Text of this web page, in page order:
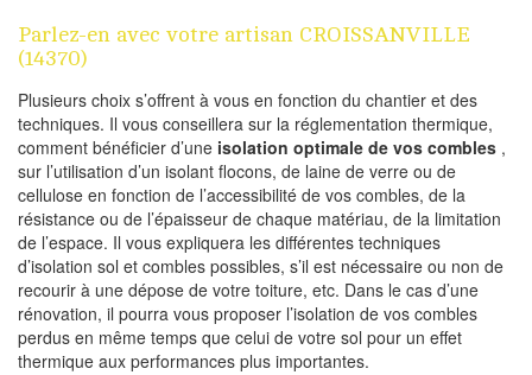
Parlez-en avec votre artisan CROISSANVILLE
(14370)
Plusieurs choix s’offrent à vous en fonction du chantier et des
techniques. Il vous conseillera sur la réglementation thermique,
comment bénéficier d’une isolation optimale de vos combles ,
sur l’utilisation d’un isolant flocons, de laine de verre ou de
cellulose en fonction de l’accessibilité de vos combles, de la
résistance ou de l’épaisseur de chaque matériau, de la limitation
de l’espace. Il vous expliquera les différentes techniques
d’isolation sol et combles possibles, s’il est nécessaire ou non de
recourir à une dépose de votre toiture, etc. Dans le cas d’une
rénovation, il pourra vous proposer l’isolation de vos combles
perdus en même temps que celui de votre sol pour un effet
thermique aux performances plus importantes.